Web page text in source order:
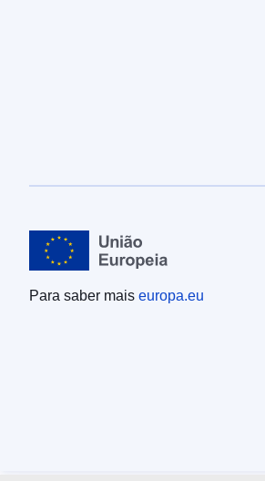
Para saber mais europa.eu